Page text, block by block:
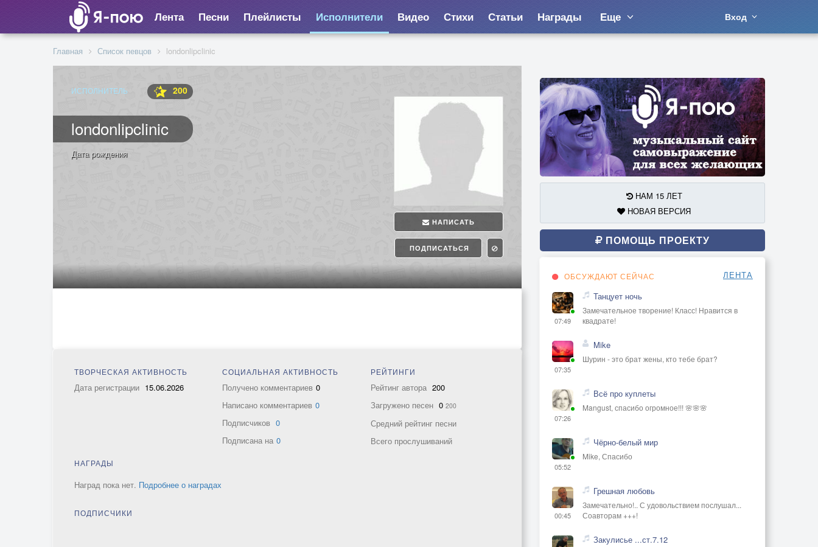
Лента Песни Плейлисты Исполнители Видео Стихи Статьи Награды Еще Вход
Главная Список певцов londonlipclinic
ИСПОЛНИТЕЛЬ 200
londonlipclinic
НАПИСАТЬ
ПОДПИСАТЬСЯ
Дата рождения
ТВОРЧЕСКАЯ АКТИВНОСТЬ
Дата регистрации 15.06.2026
СОЦИАЛЬНАЯ АКТИВНОСТЬ
Получено комментариев 0
Написано комментариев 0
Подписчиков 0
Подписана на 0
РЕЙТИНГИ
Рейтинг автора 200
Загружено песен 0 200
Средний рейтинг песни
Всего прослушиваний
НАГРАДЫ
Наград пока нет. Подробнее о наградах
ПОДПИСЧИКИ
НАМ 15 ЛЕТ
НОВАЯ ВЕРСИЯ
ПОМОЩЬ ПРОЕКТУ
ОБСУЖДАЮТ СЕЙЧАС ЛЕНТА
07:49
Танцует ночь
Замечательное творение! Класс! Нравится в
квадрате!
07:35
Mike
Шурин - это брат жены, кто тебе брат?
07:26
Всё про куплеты
Mangust, спасибо огромное!!! 🌸🌸🌸
05:52
Чёрно-белый мир
Mike, Спасибо
00:45
Грешная любовь
Замечательно!.. С удовольствием послушал...
Соавторам +++!
Закулисье ...ст.7.12